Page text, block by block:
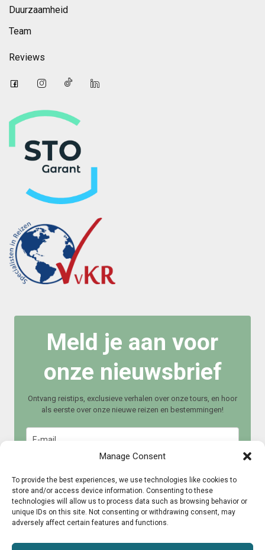
Manage Consent
To provide the best experiences, we use technologies like cookies to
store and/or access device information. Consenting to these
technologies will allow us to process data such as browsing behavior or
unique IDs on this site. Not consenting or withdrawing consent, may
adversely affect certain features and functions.
Duurzaamheid
Team
Reviews
Meld je aan voor
onze nieuwsbrief
Ontvang reistips, exclusieve verhalen over onze tours, en hoor
als eerste over onze nieuwe reizen en bestemmingen!
Meld je aan